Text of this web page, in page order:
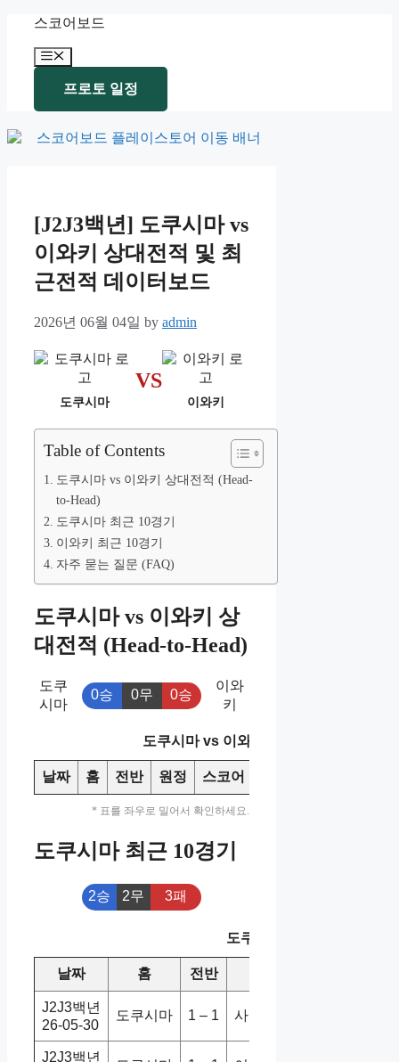
content
스코어보드
Menu
프로토 일정
[J2J3백년] 도쿠시마 vs
이와키 상대전적 및 최
근전적 데이터보드
2026년 06월 04일 by admin
도쿠시마
VS
이와키
Table of Contents
도쿠시마 vs 이와키 상대전적 (Head-
to-Head)
도쿠시마 최근 10경기
이와키 최근 10경기
자주 묻는 질문 (FAQ)
도쿠시마 vs 이와키 상
대전적 (Head-to-Head)
도쿠
시마
0승 0무 0승
이와
키
도쿠시마 vs 이와키 상대전적
날짜 홈 전반 원정 스코어
* 표를 좌우로 밀어서 확인하세요.
도쿠시마 최근 10경기
2승 2무 3패
도쿠시마 최근 10경기
날짜 홈 전반
J2J3백년
26-05-30
도쿠시마 1 – 1 사간도스
J2J3백년